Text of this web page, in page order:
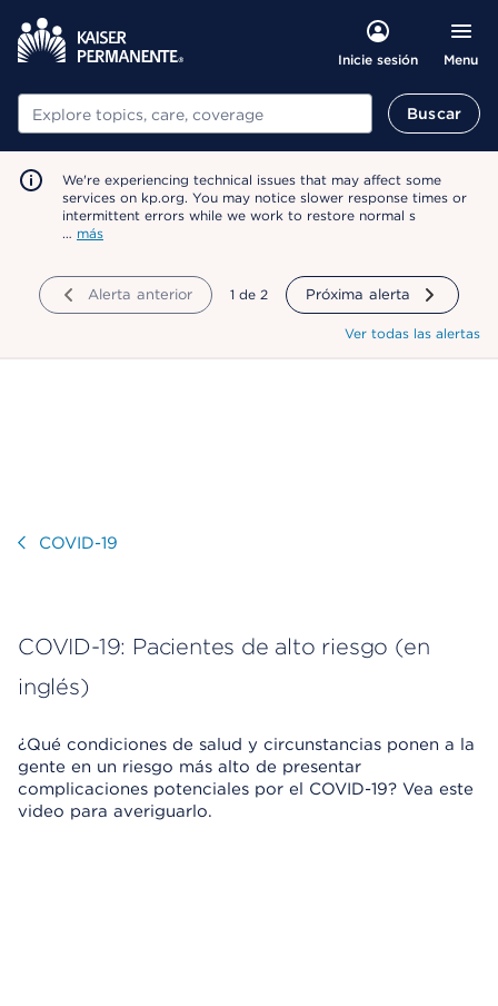
Inicie sesión Menu
Buscar Buscar
We're experiencing technical issues that may affect some
services on kp.org. You may notice slower response times or
intermittent errors while we work to restore normal s
… más
Alerta anterior mostrando
1 de 2 Próxima alerta
Ver todas las alertas
Visitar
COVID-19
COVID-19: Pacientes de alto riesgo (en
inglés)
¿Qué condiciones de salud y circunstancias ponen a la
gente en un riesgo más alto de presentar
complicaciones potenciales por el COVID-19? Vea este
video para averiguarlo.